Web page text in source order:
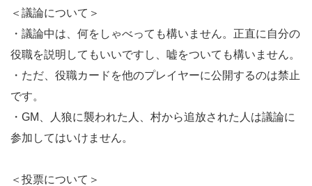
＜議論について＞
・議論中は、何をしゃべっても構いません。正直に自分の
役職を説明してもいいですし、嘘をついても構いません。
・ただ、役職カードを他のプレイヤーに公開するのは禁止
です。
・GM、人狼に襲われた人、村から追放された人は議論に
参加してはいけません。
＜投票について＞